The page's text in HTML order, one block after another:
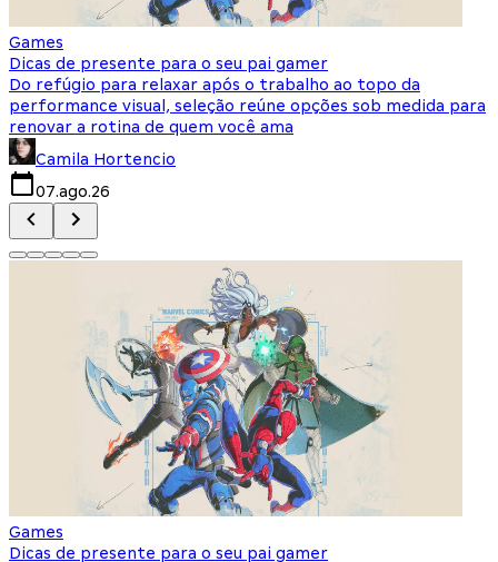
Games
Dicas de presente para o seu pai gamer
Do refúgio para relaxar após o trabalho ao topo da
performance visual, seleção reúne opções sob medida para
renovar a rotina de quem você ama
Camila Hortencio
07.ago.26
Games
Dicas de presente para o seu pai gamer